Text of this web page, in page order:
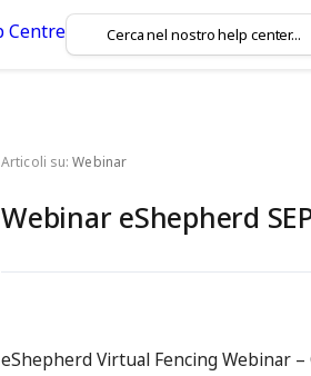
Articoli su: Webinar
Webinar eShepherd
eShepherd Virtual Fencing Webinar